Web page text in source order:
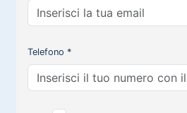
Telefono *